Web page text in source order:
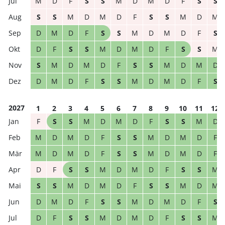
S
S M D M D F S S M D
M
D
M D F S S M D M D F
S
D
F S S M D M D F S S
M
S
M D M D F S S M D M
D
D
M D F S S M D M D F S
2027 1 2 3 4 5 6 7 8 9 10 11
12
F
S S M D M D F S S M
D
M
D M D F S S M D M D
F
M
D M D F S S M D M D
F
D
F S S M D M D F S S
M
S
S M D M D F S S M D
M
D
M D F S S M D M D F
S
D
F S S M D M D F S S M